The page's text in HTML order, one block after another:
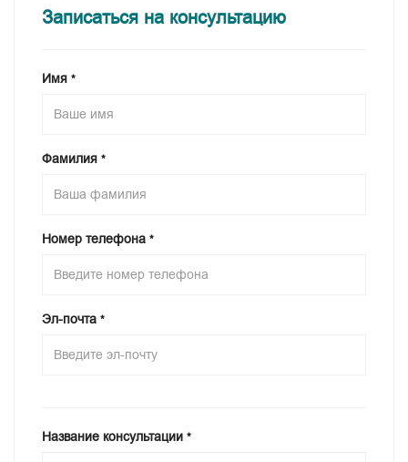
Записаться на консультацию
Имя *
Фамилия *
Номер телефона *
Эл-почта *
Название консультации *